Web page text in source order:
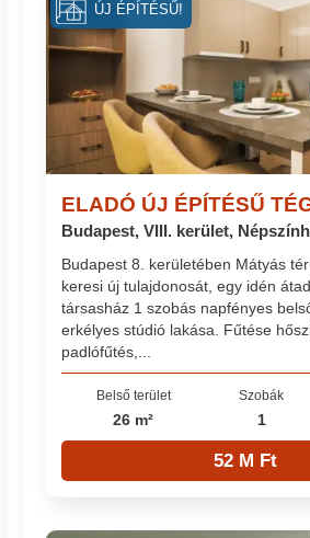
ELADÓ ÚJ ÉPÍTÉSŰ
Budapest, VIII. kerület,
Budapest 8. kerületében Mátyás
keresi új tulajdonosát, egy idén
társasház 1 szobás napfényes
erkélyes stúdió lakása. Fűtése
padlófűtés,...
Belső terület
26 m²
Szobák
1
52 M Ft
ÚJ ÉPÍTÉSŰ!